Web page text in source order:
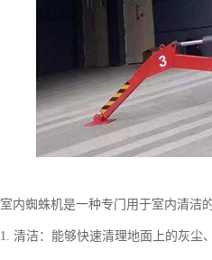
室内蜘蛛机是一种专门用于室内清洁
1. 清洁：能够快速清理地面上的灰尘